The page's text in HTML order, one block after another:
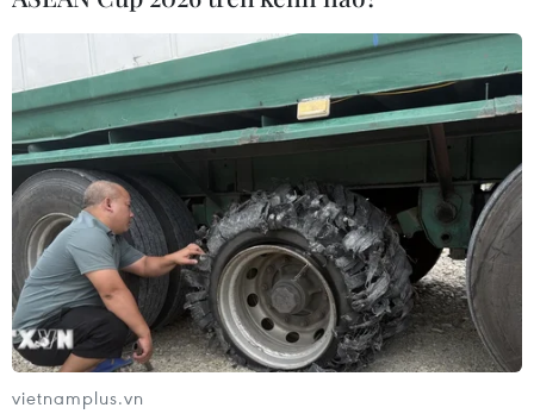
ASC 2026: Tiếp lửa đam mê khoa học
cho thế hệ trẻ Việt Nam
04/08/2026 14:08
Ngành Trí tuệ Nhân tạo của Trung
Quốc vượt mốc 1.200 tỷ NDT trong
năm 2025
04/08/2026 13:20
vietnamplus.vn